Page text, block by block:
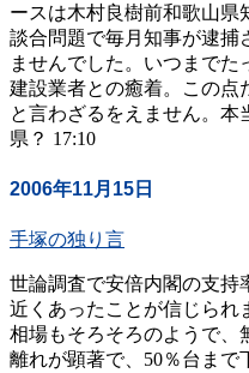
ースは木村良樹前和歌山県
談合問題で毎月知事が逮捕
ませんでした。いつまでた
建設業者との癒着。この点
と言わざるをえません。
県？ 17:10
2006年11月15日
手塚の独り言
世論調査で安倍内閣の支持
近くあったことが信じられ
相場もそろそろのようで、
離れが顕著で、50％台まで